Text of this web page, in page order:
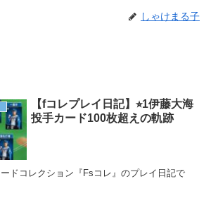
しゃけまる子
【fコレプレイ日記】⭐︎1伊藤大海
投手カード100枚超えの軌跡
ドコレクション『Fsコレ』のプレイ日記で